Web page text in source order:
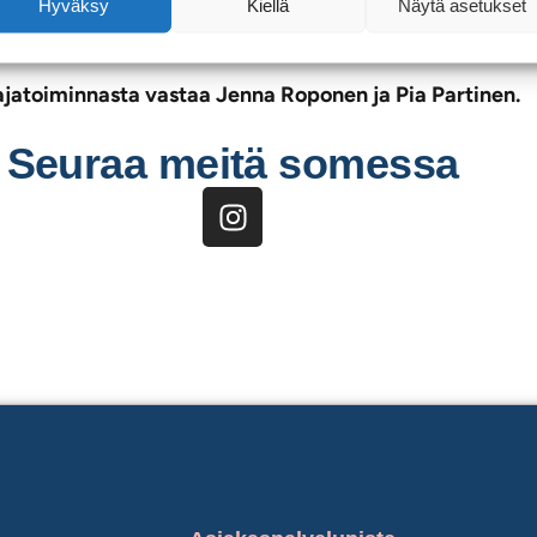
Hyväksy Kiellä Näytä asetukset
myös etänä työpajalta käsin.
vastaa Jenna Roponen ja Pia Partinen.
Seuraa meitä somessa